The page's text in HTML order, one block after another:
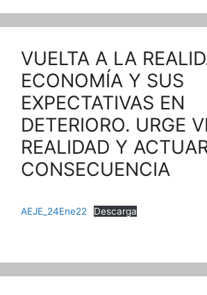
VUELTA A LA
ECONOMÍA Y SUS
EXPECTATIVAS EN
DETERIORO. URGE
REALIDAD Y
CONSECUENCIA
AEJE_24Ene22 Descarga